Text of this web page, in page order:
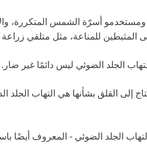
ومستخدمو أسرّة الشمس
للمناعة، مثل متلقي زراعة
الجلد الضوئي ليس دائمًا غير ضار.